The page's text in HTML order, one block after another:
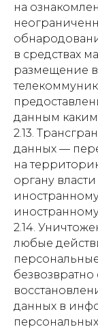
на
в средствах
размещение
данным
2.13.
данных —
на
органу
2.14.
любые
данных в